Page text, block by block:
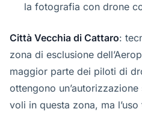
la fotografia con drone
Città Vecchia di Cattaro:
zona di esclusione
maggior parte dei piloti di
ottengono
voli in questa zona, ma